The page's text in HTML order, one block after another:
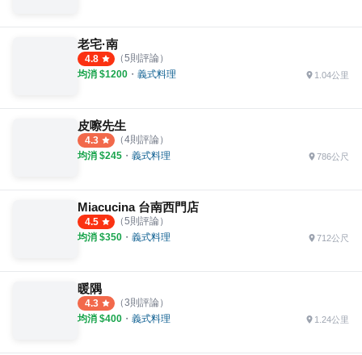
老宅·南
4.8 （5則評論）
均消 $1200 ・ 義式料理 1.04公里
皮嚓先生
4.3 （4則評論）
均消 $245 ・ 義式料理 786公尺
Miacucina 台南西門店
4.5 （5則評論）
均消 $350 ・ 義式料理 712公尺
暖隅
4.3 （3則評論）
均消 $400 ・ 義式料理 1.24公里